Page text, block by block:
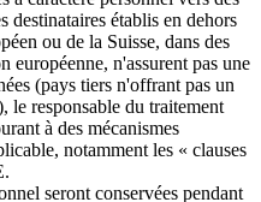
destinataires établis en dehors
ou de la Suisse, dans des
européenne, n'assurent pas une
(pays tiers n'offrant pas un
le responsable du traitement
à des mécanismes
notamment les « clauses
seront conservées pendant